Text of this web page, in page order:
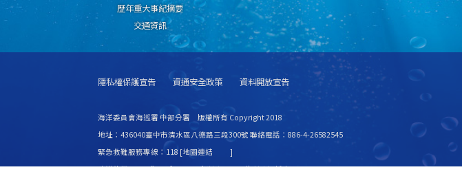
歷年重大事紀摘要
交通資訊
隱私權保護宣告 資通安全政策 資料開放宣告
海洋委員會海巡署 中部分署 版權所有 Copyright 2018
地址：436040臺中市清水區八德路三段300號 聯絡電話：886-4-26582545
緊急救難服務專線：118 [地圖連結
]
建議使用 IE6.0 或 Firefox2.0 以上瀏覽器，最佳瀏覽解析度 1024x768